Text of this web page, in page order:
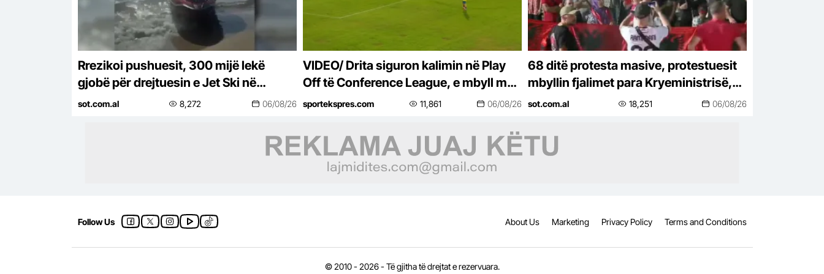
Rrezikoi pushuesit, 300 mijë lekë
gjobë për drejtuesin e Jet Ski në
Zvërnec
sot.com.al 8,272 06/08/26
VIDEO/ Drita siguron kalimin në Play
Off të Conference League, e mbyll me
një ndeshje takimin kundër Tre Fiorit
sportekspres.com 11,861 06/08/26
68 ditë protesta masive, protestuesit
mbyllin fjalimet para Kryeministrisë,
marshojnë drejt Korpusit: Ju erdhi
sot.com.al 18,251 06/08/26
Follow Us About Us Marketing Privacy Policy Terms and Conditions
© 2010 - 2026 - Të gjitha të drejtat e rezervuara.